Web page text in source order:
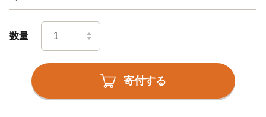
数量
寄付する